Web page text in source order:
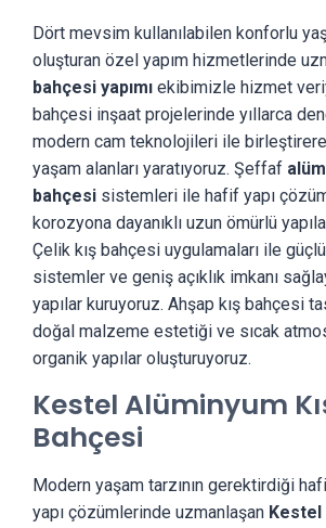
Dört mevsim kullanılabilen konforlu
oluşturan özel yapım hizmetlerinde
bahçesi yapımı ekibimizle hizmet
bahçesi inşaat projelerinde yıllarca
modern cam teknolojileri ile
yaşam alanları yaratıyoruz. Şeffaf
bahçesi sistemleri ile hafif yapı
korozyona dayanıklı uzun ömürlü
Çelik kış bahçesi uygulamaları ile güçlü
sistemler ve geniş açıklık imkanı
yapılar kuruyoruz. Ahşap kış bahçesi
doğal malzeme estetiği ve sıcak
organik yapılar oluşturuyoruz.
Kestel Alüminyum
Bahçesi
Modern yaşam tarzının gerektirdiği
yapı çözümlerinde uzmanlaşan Kestel